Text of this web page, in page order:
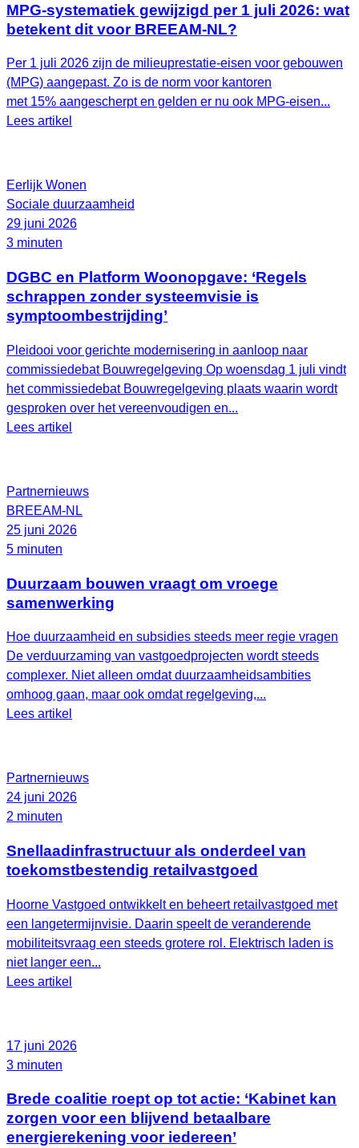
MPG-systematiek gewijzigd per 1 juli 2026: wat
betekent dit voor BREEAM-NL?
Per 1 juli 2026 zijn de milieuprestatie-eisen voor gebouwen
(MPG) aangepast. Zo is de norm voor kantoren
met 15% aangescherpt en gelden er nu ook MPG-eisen...
Lees artikel
Eerlijk Wonen
Sociale duurzaamheid
29 juni 2026
3 minuten
DGBC en Platform Woonopgave: ‘Regels
schrappen zonder systeemvisie is
symptoombestrijding’
Pleidooi voor gerichte modernisering in aanloop naar
commissiedebat Bouwregelgeving Op woensdag 1 juli vindt
het commissiedebat Bouwregelgeving plaats waarin wordt
gesproken over het vereenvoudigen en...
Lees artikel
Partnernieuws
BREEAM-NL
25 juni 2026
5 minuten
Duurzaam bouwen vraagt om vroege
samenwerking
Hoe duurzaamheid en subsidies steeds meer regie vragen
De verduurzaming van vastgoedprojecten wordt steeds
complexer. Niet alleen omdat duurzaamheidsambities
omhoog gaan, maar ook omdat regelgeving,...
Lees artikel
Partnernieuws
24 juni 2026
2 minuten
Snellaadinfrastructuur als onderdeel van
toekomstbestendig retailvastgoed
Hoorne Vastgoed ontwikkelt en beheert retailvastgoed met
een langetermijnvisie. Daarin speelt de veranderende
mobiliteitsvraag een steeds grotere rol. Elektrisch laden is
niet langer een...
Lees artikel
17 juni 2026
3 minuten
Brede coalitie roept op tot actie: ‘Kabinet kan
zorgen voor een blijvend betaalbare
energierekening voor iedereen’